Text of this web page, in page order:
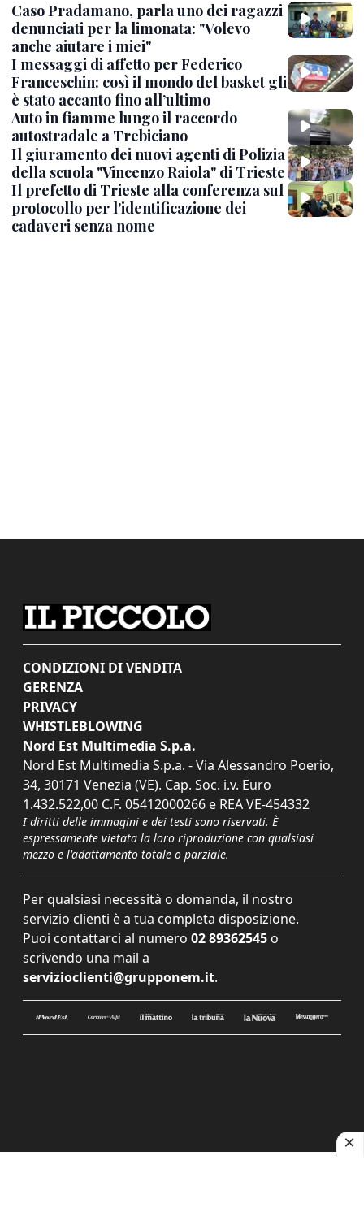
Caso Pradamano, parla uno dei ragazzi
denunciati per la limonata: "Volevo
anche aiutare i miei"
I messaggi di affetto per Federico
Franceschin: così il mondo del basket gli
è stato accanto fino all’ultimo
Auto in fiamme lungo il raccordo
autostradale a Trebiciano
Il giuramento dei nuovi agenti di Polizia
della scuola "Vincenzo Raiola" di Trieste
Il prefetto di Trieste alla conferenza sul
protocollo per l'identificazione dei
cadaveri senza nome
CONDIZIONI DI VENDITA
GERENZA
PRIVACY
WHISTLEBLOWING
Nord Est Multimedia S.p.a.
Nord Est Multimedia S.p.a. - Via Alessandro Poerio,
34, 30171 Venezia (VE). Cap. Soc. i.v. Euro
1.432.522,00 C.F. 05412000266 e REA VE-454332
I diritti delle immagini e dei testi sono riservati. È
espressamente vietata la loro riproduzione con qualsiasi
mezzo e l'adattamento totale o parziale.
Per qualsiasi necessità o domanda, il nostro
servizio clienti è a tua completa disposizione.
Puoi contattarci al numero 02 89362545 o
scrivendo una mail a
servizioclienti@grupponem.it.